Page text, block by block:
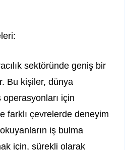
sektöründe geniş bir
Bu kişiler, dünya
için
farklı çevrelerde deneyim
iş bulma
için, sürekli olarak